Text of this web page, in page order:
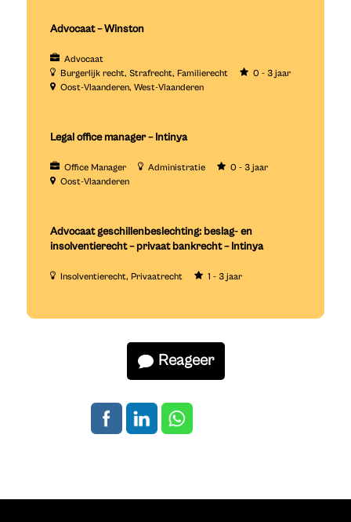
Advocaat – Winston
Advocaat
Burgerlijk recht Strafrecht Familierecht
0 - 3 jaar
Oost-Vlaanderen West-Vlaanderen
Legal office manager – Intinya
Office Manager Administratie
0 - 3 jaar
Oost-Vlaanderen
Advocaat geschillenbeslechting: beslag- en
insolventierecht – privaat bankrecht – Intinya
Insolventierecht Privaatrecht 1 - 3 jaar
Reageer